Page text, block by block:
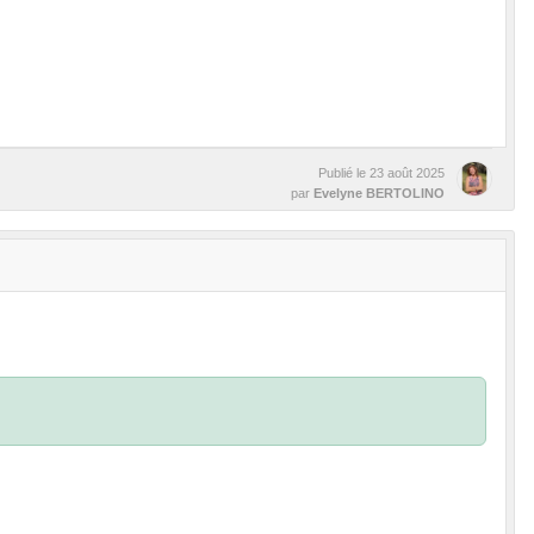
Publié le 23 août 2025
par Evelyne BERTOLINO